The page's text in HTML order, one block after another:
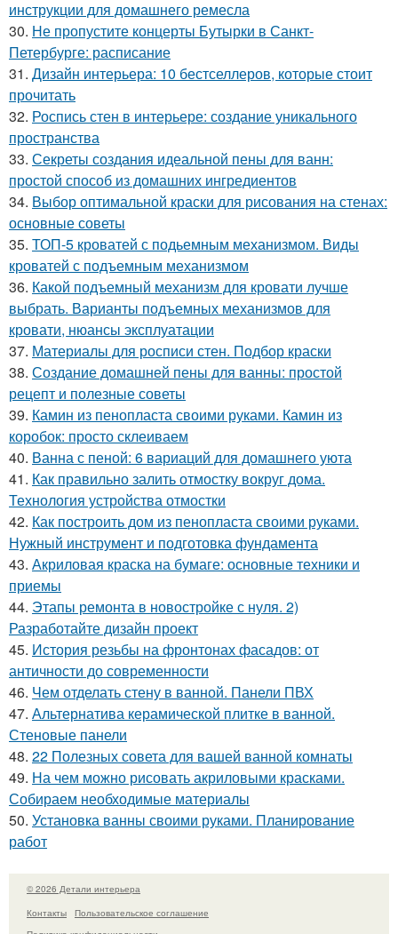
инструкции для домашнего ремесла
30. Не пропустите концерты Бутырки в Санкт-
Петербурге: расписание
31. Дизайн интерьера: 10 бестселлеров, которые стоит
прочитать
32. Роспись стен в интерьере: создание уникального
пространства
33. Секреты создания идеальной пены для ванн:
простой способ из домашних ингредиентов
34. Выбор оптимальной краски для рисования на стенах:
основные советы
35. ТОП-5 кроватей с подьемным механизмом. Виды
кроватей с подъемным механизмом
36. Какой подъемный механизм для кровати лучше
выбрать. Варианты подъемных механизмов для
кровати, нюансы эксплуатации
37. Материалы для росписи стен. Подбор краски
38. Создание домашней пены для ванны: простой
рецепт и полезные советы
39. Камин из пенопласта своими руками. Камин из
коробок: просто склеиваем
40. Ванна с пеной: 6 вариаций для домашнего уюта
41. Как правильно залить отмостку вокруг дома.
Технология устройства отмостки
42. Как построить дом из пенопласта своими руками.
Нужный инструмент и подготовка фундамента
43. Акриловая краска на бумаге: основные техники и
приемы
44. Этапы ремонта в новостройке с нуля. 2)
Разработайте дизайн проект
45. История резьбы на фронтонах фасадов: от
античности до современности
46. Чем отделать стену в ванной. Панели ПВХ
47. Альтернатива керамической плитке в ванной.
Стеновые панели
48. 22 Полезных совета для вашей ванной комнаты
49. На чем можно рисовать акриловыми красками.
Собираем необходимые материалы
50. Установка ванны своими руками. Планирование
работ
© 2026 Детали интерьера
Контакты
Пользовательское соглашение